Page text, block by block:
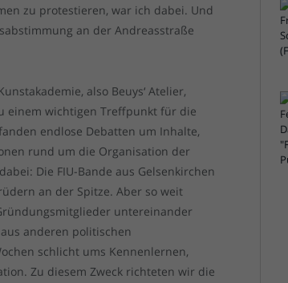
zu protestieren, war ich dabei. Und
an der Andreasstraße
also Beuys‘ Atelier,
einem wichtigen Treffpunkt für die
endlose Debatten um Inhalte,
rund um die Organisation der
Die FIU-Bande aus Gelsenkirchen
an der Spitze. Aber so weit
untereinander
anderen politischen
schlicht ums Kennenlernen,
Zu diesem Zweck richteten wir die